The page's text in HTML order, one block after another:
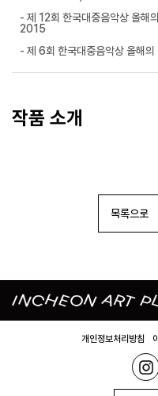
- 제 12회 한국대중음악상 올해
2015
- 제 6회 한국대중음악상 올해
작품 소개
목록으로
개인정보처리방침